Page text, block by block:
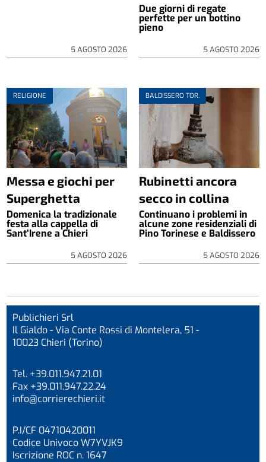
5 AGOSTO 2026
Due giorni di regate
perfette per un bottino
pieno
5 AGOSTO 2026
RELIGIONE
Messa e giochi per
Superghetta
Domenica la tradizionale
festa alla cappella di
Sant’Irene a Chieri
5 AGOSTO 2026
BALDISSERO TOR.
Rubinetti ancora
secco in collina
Continuano i problemi in
alcune zone residenziali di
Pino Torinese e Baldissero
5 AGOSTO 2026
Publichieri Srl
Il Gialdo - Via Conte Rossi di Montelera, 51 -
10023 Chieri (Torino)
Tel. +39.011.947.21.01
Fax +39.011.947.22.24
info@corrierechieri.it
P.I/CF 04710420011
Codice Univoco W7YVJK9
Iscrizione ROC n. 1647